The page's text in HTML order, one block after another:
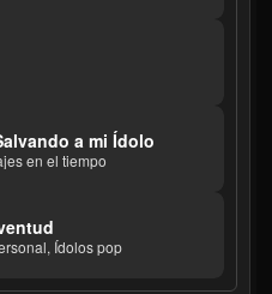
a mi Ídolo
en el tiempo
Ídolos pop